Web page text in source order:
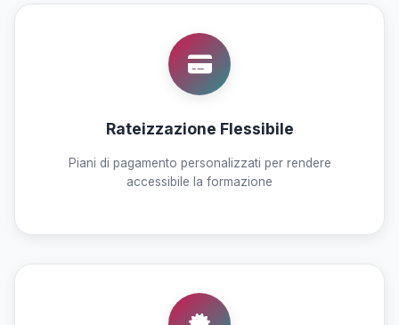
Rateizzazione Flessibile
Piani di pagamento personalizzati per rendere
accessibile la formazione